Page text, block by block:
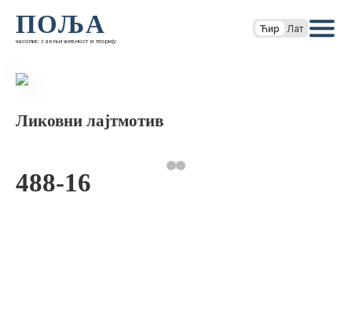
ПОЉА
часопис за књижевност и теорију
Ћир Лат
Ликовни лајтмотив
488-16